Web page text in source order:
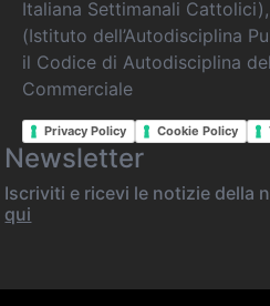
Italiana Settimanali
(Istituto dell’Autodisciplina
il Codice di Autodisciplina
Commerciale
Privacy Policy Cookie Policy
Newsletter
Iscriviti e ricevi le notizie della
qui